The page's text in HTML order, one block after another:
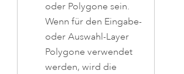
oder Polygone sein.
Wenn für den Eingabe-
oder Auswahl-Layer
Polygone verwendet
werden, wird die